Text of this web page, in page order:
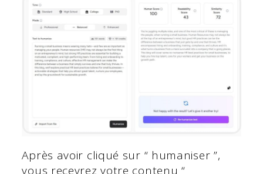
Après avoir cliqué sur “ humaniser ”,
vous recevrez votre contenu “